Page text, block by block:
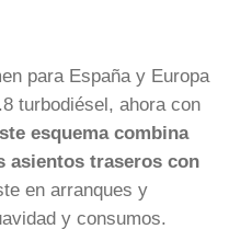
para España y Europa
turbodiésel, ahora con
esquema combina
asientos traseros con
en arranques y
y consumos.